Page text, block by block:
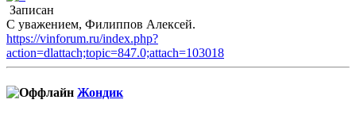
Записан
С уважением, Филиппов Алексей.
https://vinforum.ru/index.php?
action=dlattach;topic=847.0;attach=103018
Жондик